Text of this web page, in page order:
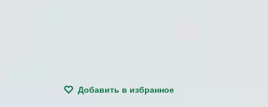
Добавить в избранное